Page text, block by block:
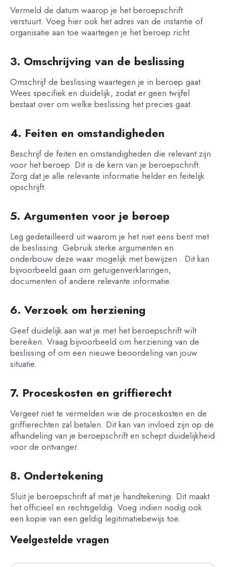
Vermeld de datum waarop je het beroepschrift
verstuurt. Voeg hier ook het adres van de instantie of
organisatie aan toe waartegen je het beroep richt.
3. Omschrijving van de beslissing
Omschrijf de beslissing waartegen je in beroep gaat.
Wees specifiek en duidelijk, zodat er geen twijfel
bestaat over om welke beslissing het precies gaat.
4. Feiten en omstandigheden
Beschrijf de feiten en omstandigheden die relevant zijn
voor het beroep. Dit is de kern van je beroepschrift.
Zorg dat je alle relevante informatie helder en feitelijk
opschrijft.
5. Argumenten voor je beroep
Leg gedetailleerd uit waarom je het niet eens bent met
de beslissing. Gebruik sterke argumenten en
onderbouw deze waar mogelijk met bewijzen . Dit kan
bijvoorbeeld gaan om getuigenverklaringen,
documenten of andere relevante informatie.
6. Verzoek om herziening
Geef duidelijk aan wat je met het beroepschrift wilt
bereiken. Vraag bijvoorbeeld om herziening van de
beslissing of om een nieuwe beoordeling van jouw
situatie.
7. Proceskosten en griffierecht
Vergeet niet te vermelden wie de proceskosten en de
griffierechten zal betalen. Dit kan van invloed zijn op de
afhandeling van je beroepschrift en schept duidelijkheid
voor de ontvanger.
8. Ondertekening
Sluit je beroepschrift af met je handtekening. Dit maakt
het officieel en rechtsgeldig. Voeg indien nodig ook
een kopie van een geldig legitimatiebewijs toe.
Veelgestelde vragen